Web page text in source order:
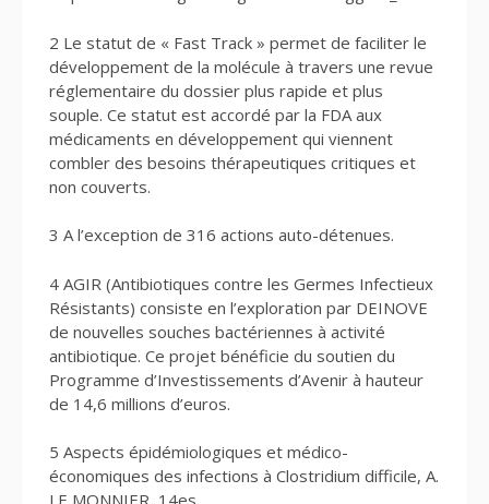
2 Le statut de « Fast Track » permet de faciliter le
développement de la molécule à travers une revue
réglementaire du dossier plus rapide et plus
souple. Ce statut est accordé par la FDA aux
médicaments en développement qui viennent
combler des besoins thérapeutiques critiques et
non couverts.
3 A l’exception de 316 actions auto-détenues.
4 AGIR (Antibiotiques contre les Germes Infectieux
Résistants) consiste en l’exploration par DEINOVE
de nouvelles souches bactériennes à activité
antibiotique. Ce projet bénéficie du soutien du
Programme d’Investissements d’Avenir à hauteur
de 14,6 millions d’euros.
5 Aspects épidémiologiques et médico-
économiques des infections à Clostridium difficile, A.